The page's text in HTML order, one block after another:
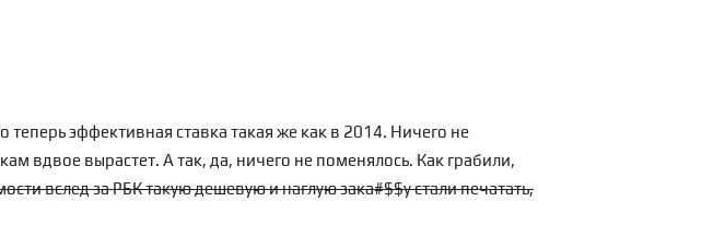
эффективная ставка такая же как в 2014. Ничего не
вдвое вырастет. А так, да, ничего не поменялось. Как грабили,
вслед за РБК такую дешевую и наглую зака#$$у стали печатать,